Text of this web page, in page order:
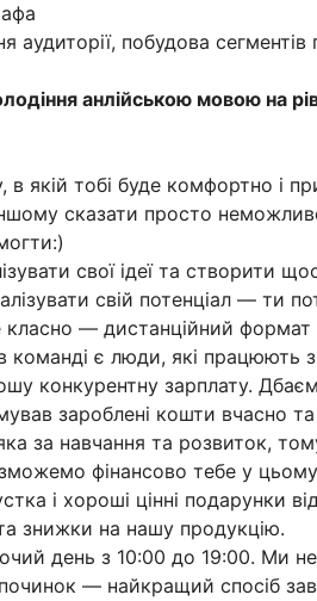
аудиторії, побудова
анлійською мовою на
якій тобі буде комфортно і
сказати просто
свої ідеї та створити
свій потенціал — ти
— дистанційний
є люди, які працюють з
конкурентну зарплату.
зароблені кошти вчасно
за навчання та розвиток,
фінансово тебе у
і хороші цінні подарунки
знижки на нашу продукцію.
день з 10:00 до 19:00. Ми не
— найкращий спосіб